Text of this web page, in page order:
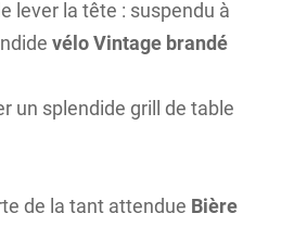
lever la tête : suspendu à
vélo Vintage brandé
un splendide grill de table
de la tant attendue Bière